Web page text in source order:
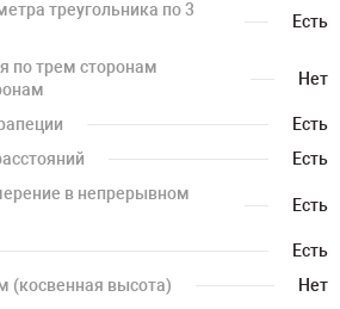
треугольника по 3
Есть
по трем сторонам
Нет
Есть
Есть
в непрерывном
Есть
Есть
(косвенная высота)
Нет